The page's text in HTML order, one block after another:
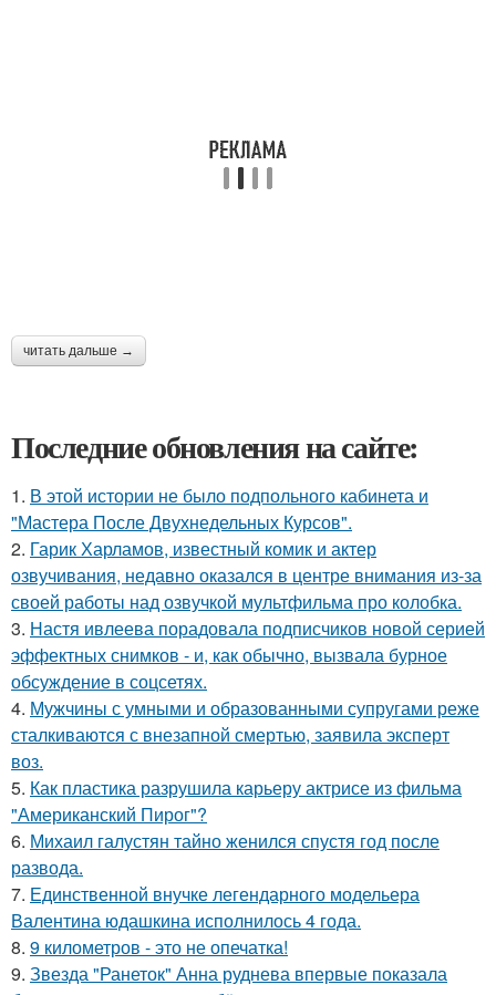
читать дальше →
Последние обновления на сайте:
1. В этой истории не было подпольного кабинета и
"Мастера После Двухнедельных Курсов".
2. Гарик Харламов, известный комик и актер
озвучивания, недавно оказался в центре внимания из-за
своей работы над озвучкой мультфильма про колобка.
3. Настя ивлеева порадовала подписчиков новой серией
эффектных снимков - и, как обычно, вызвала бурное
обсуждение в соцсетях.
4. Мужчины с умными и образованными супругами реже
сталкиваются с внезапной смертью, заявила эксперт
воз.
5. Как пластика разрушила карьеру актрисе из фильма
"Американский Пирог"?
6. Михаил галустян тайно женился спустя год после
развода.
7. Единственной внучке легендарного модельера
Валентина юдашкина исполнилось 4 года.
8. 9 километров - это не опечатка!
9. Звезда "Ранеток" Анна руднева впервые показала